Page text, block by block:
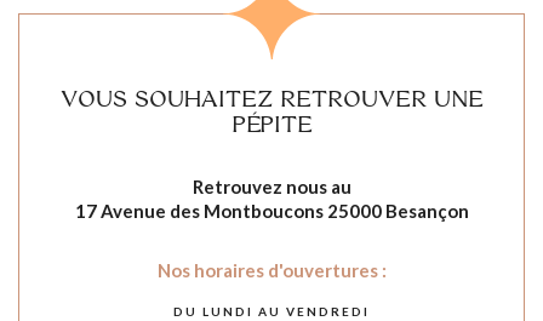
VOUS SOUHAITEZ RETROUVER UNE
PÉPITE
Retrouvez nous au
17 Avenue des Montboucons 25000 Besançon
Nos horaires d'ouvertures :
DU LUNDI AU VENDREDI